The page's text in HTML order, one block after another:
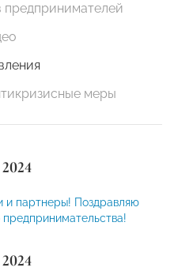
меры
и партнеры! Поздравляю